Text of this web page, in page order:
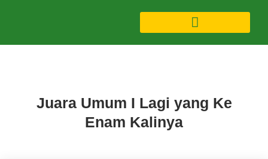
Juara Umum I Lagi yang Ke
Enam Kalinya